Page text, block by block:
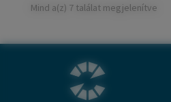
Mind a(z) 7 találat megjelenítve